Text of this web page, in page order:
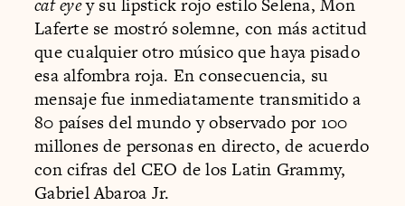
cat eyey su lipstick rojo estilo Selena, Mon
Laferte se mostró solemne, con más actitud
que cualquier otro músico que haya pisado
esa alfombra roja. En consecuencia, su
mensaje fue inmediatamente transmitido a
80 países del mundo y observado por 100
millones de personas en directo, de acuerdo
con cifras del CEO de los Latin Grammy,
Gabriel Abaroa Jr.